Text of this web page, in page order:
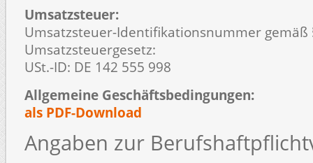
Umsatzsteuer:
Umsatzsteuer-Identifikationsnummer gemäß
Umsatzsteuergesetz:
USt.-ID: DE 142 555 998
Allgemeine Geschäftsbedingungen:
als PDF-Download
Angaben zur